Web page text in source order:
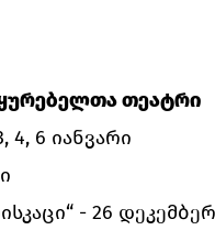
თეატრი
4, 6 იანვარი
- 26